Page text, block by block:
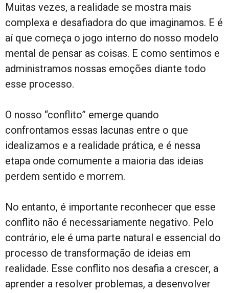
Muitas vezes, a realidade se mostra mais
complexa e desafiadora do que imaginamos. E é
aí que começa o jogo interno do nosso modelo
mental de pensar as coisas. E como sentimos e
administramos nossas emoções diante todo
esse processo.
O nosso “conflito” emerge quando
confrontamos essas lacunas entre o que
idealizamos e a realidade prática, e é nessa
etapa onde comumente a maioria das ideias
perdem sentido e morrem.
No entanto, é importante reconhecer que esse
conflito não é necessariamente negativo. Pelo
contrário, ele é uma parte natural e essencial do
processo de transformação de ideias em
realidade. Esse conflito nos desafia a crescer, a
aprender a resolver problemas, a desenvolver